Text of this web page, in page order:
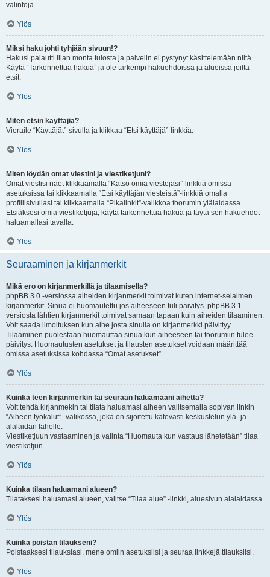
valintoja.
Ylös
Miksi haku johti tyhjään sivuun!?
Hakusi palautti liian monta tulosta ja palvelin ei pystynyt käsittelemään niitä.
Käytä “Tarkennettua hakua” ja ole tarkempi hakuehdoissa ja alueissa joilta
etsit.
Ylös
Miten etsin käyttäjiä?
Vieraile “Käyttäjät”-sivulla ja klikkaa “Etsi käyttäjä”-linkkiä.
Ylös
Miten löydän omat viestini ja viestiketjuni?
Omat viestisi näet klikkaamalla “Katso omia viestejäsi”-linkkiä omissa
asetuksissa tai klikkaamalla “Etsi käyttäjän viesteistä”-linkkiä omalla
profiilisivullasi tai klikkaamalla “Pikalinkit”-valikkoa foorumin ylälaidassa.
Etsiäksesi omia viestiketjuja, käytä tarkennettua hakua ja täytä sen hakuehdot
haluamallasi tavalla.
Ylös
Seuraaminen ja kirjanmerkit
Mikä ero on kirjanmerkillä ja tilaamisella?
phpBB 3.0 -versiossa aiheiden kirjanmerkit toimivat kuten internet-selaimen
kirjanmerkit. Sinua ei huomautettu jos aiheeseen tuli päivitys. phpBB 3.1 -
versiosta lähtien kirjanmerkit toimivat samaan tapaan kuin aiheiden tilaaminen.
Voit saada ilmoituksen kun aihe josta sinulla on kirjanmerkki päivittyy.
Tilaaminen puolestaan huomauttaa sinua kun aiheeseen tai foorumiin tulee
päivitys. Huomautusten asetukset ja tilausten asetukset voidaan määrittää
omissa asetuksissa kohdassa “Omat asetukset”.
Ylös
Kuinka teen kirjanmerkin tai seuraan haluamaani aihetta?
Voit tehdä kirjanmekin tai tilata haluamasi aiheen valitsemalla sopivan linkin
“Aiheen työkalut” -valikossa, joka on sijoitettu kätevästi keskustelun ylä- ja
alalaidan lähelle.
Viestiketjuun vastaaminen ja valinta “Huomauta kun vastaus lähetetään” tilaa
viestiketjun.
Ylös
Kuinka tilaan haluamani alueen?
Tilataksesi haluamasi alueen, valitse “Tilaa alue” -linkki, aluesivun alalaidassa.
Ylös
Kuinka poistan tilaukseni?
Poistaaksesi tilauksiasi, mene omiin asetuksiisi ja seuraa linkkejä tilauksiisi.
Ylös